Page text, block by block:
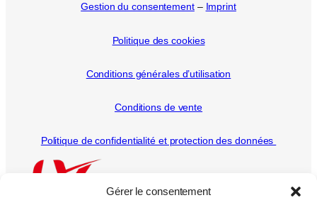
Gérer le consentement
Gestion du consentement– Imprint
Politique des cookies
Conditions générales d’utilisation
Conditions de vente
Politique de confidentialité et protection des données